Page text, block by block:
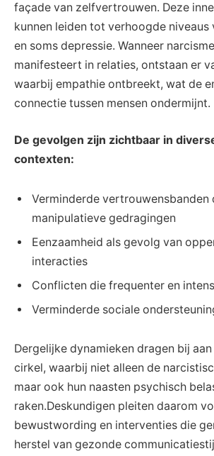
façade van zelfvertrouwen. Deze
kunnen leiden tot verhoogde niveaus
en soms depressie. Wanneer
manifesteert in relaties, ontstaan er
waarbij empathie ontbreekt, wat de
connectie tussen mensen ondermijnt.
De gevolgen zijn zichtbaar in
contexten:
Verminderde vertrouwensbanden
manipulatieve gedragingen
Eenzaamheid als gevolg van
interacties
Conflicten die frequenter en
Verminderde sociale
Dergelijke dynamieken dragen bij
cirkel, waarbij niet alleen de
maar ook hun naasten psychisch
raken.Deskundigen pleiten daarom
bewustwording en interventies die
herstel van gezonde